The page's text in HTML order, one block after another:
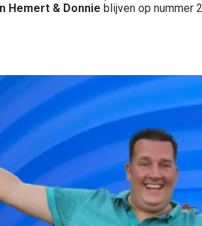
Hemert & Donnie blijven op nummer